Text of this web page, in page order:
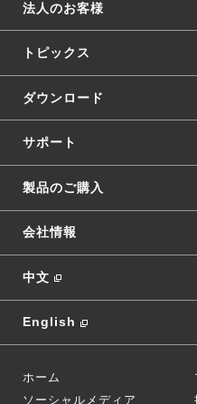
法人のお客様
トピックス
ダウンロード
サポート
製品のご購入
会社情報
中文
English
ホーム
ソーシャルメディア